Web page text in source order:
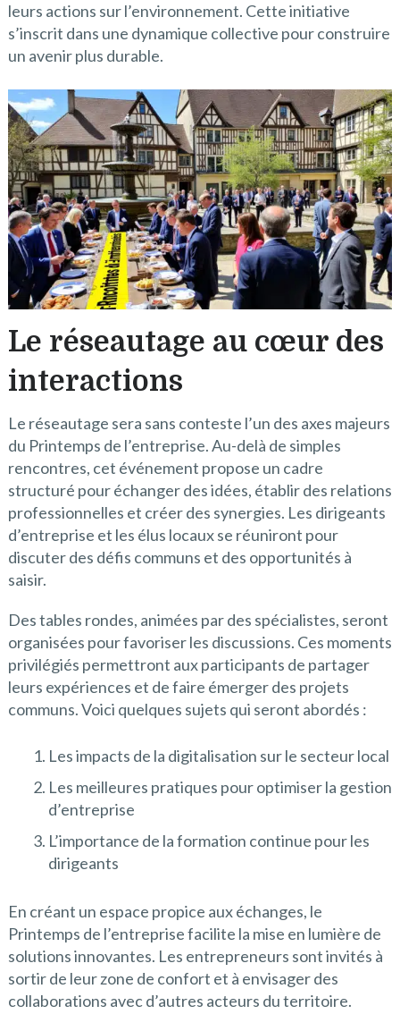
leurs actions sur l’environnement. Cette initiative
s’inscrit dans une dynamique collective pour construire
un avenir plus durable.
Le réseautage au cœur des
interactions
Le réseautage sera sans conteste l’un des axes majeurs
du Printemps de l’entreprise. Au-delà de simples
rencontres, cet événement propose un cadre
structuré pour échanger des idées, établir des relations
professionnelles et créer des synergies. Les dirigeants
d’entreprise et les élus locaux se réuniront pour
discuter des défis communs et des opportunités à
saisir.
Des tables rondes, animées par des spécialistes, seront
organisées pour favoriser les discussions. Ces moments
privilégiés permettront aux participants de partager
leurs expériences et de faire émerger des projets
communs. Voici quelques sujets qui seront abordés :
Les impacts de la digitalisation sur le secteur local
Les meilleures pratiques pour optimiser la gestion
d’entreprise
L’importance de la formation continue pour les
dirigeants
En créant un espace propice aux échanges, le
Printemps de l’entreprise facilite la mise en lumière de
solutions innovantes. Les entrepreneurs sont invités à
sortir de leur zone de confort et à envisager des
collaborations avec d’autres acteurs du territoire.